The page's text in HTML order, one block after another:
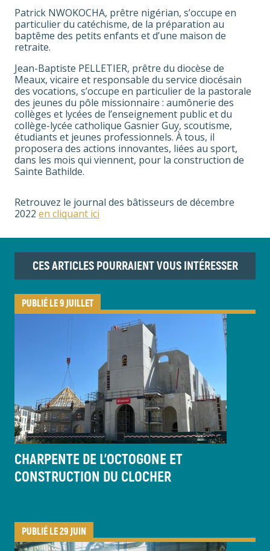
Patrick NWOKOCHA, prêtre nigérian, s’occupe en
particulier du catéchisme, de la préparation au
baptême des petits enfants et d’une maison de
retraite.
Jean-Baptiste PELLETIER, prêtre du diocèse de
Meaux, vicaire et responsable du service diocésain
des vocations, s’occupe en particulier de la pastorale
des jeunes du pôle missionnaire : aumônerie des
collèges et lycées de l’enseignement public et du
collège-lycée catholique Gasnier Guy, scoutisme,
étudiants et jeunes professionnels. À tous, il
proposera des actions innovantes, liées au sport,
dans les mois qui viennent, pour la construction de
Sainte Bathilde.
Retrouvez le journal des bâtisseurs de décembre
2022 en cliquant ici
CES ARTICLES POURRAIENT VOUS INTÉRESSER
PUBLIÉ LE 9 JUILLET
CHARPENTE DE L’OCTOGONE ET
CONSTRUCTION DU CLOCHER
PUBLIÉ LE 29 JUIN